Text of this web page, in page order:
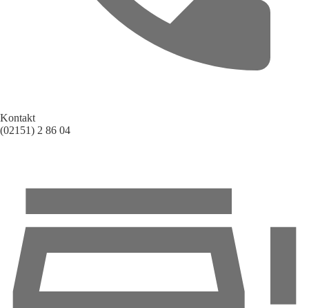
Kontakt
(02151) 2 86 04